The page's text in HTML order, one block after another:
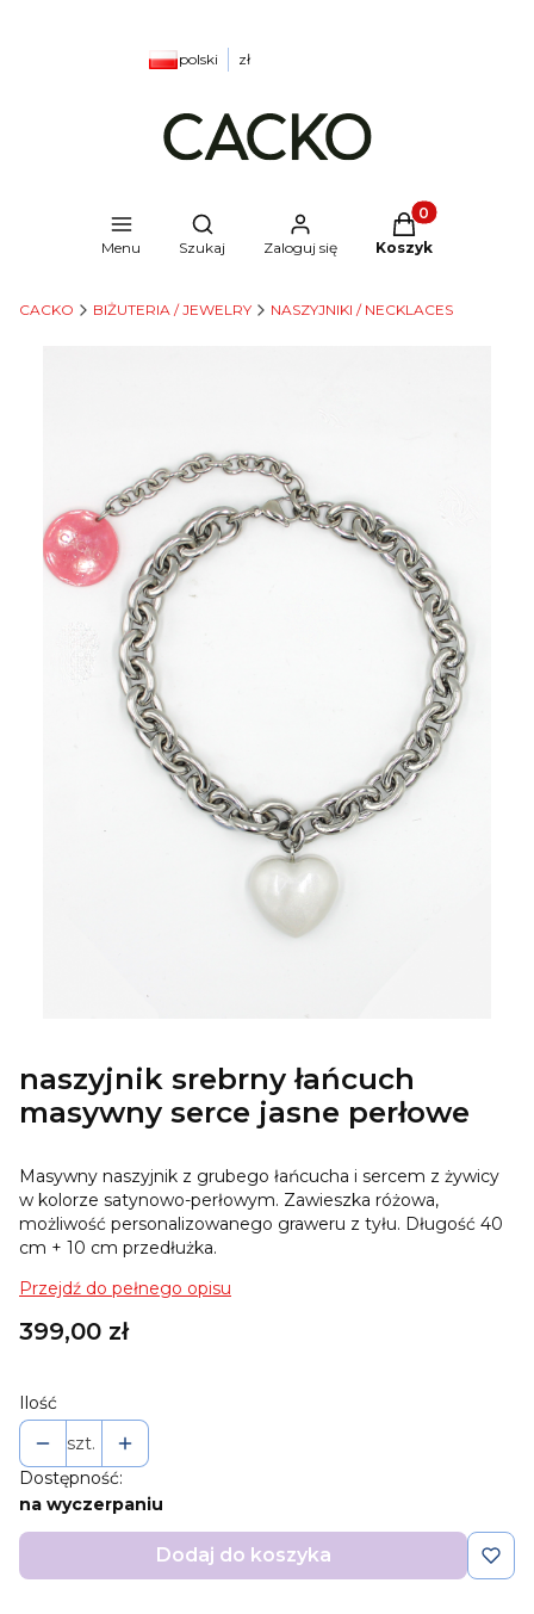
polski zł
Menu
Otwórz wyszukiwarkę
Szukaj Zaloguj się
Produkty w
Koszyk
CACKO BIŻUTERIA / JEWELRY NASZYJNIKI / NECKLACES
naszyjnik srebrny łańcuch
masywny serce jasne perłowe
Masywny naszyjnik z grubego łańcucha i sercem z żywicy
w kolorze satynowo-perłowym. Zawieszka różowa,
możliwość personalizowanego graweru z tyłu. Długość 40
cm + 10 cm przedłużka.
Przejdź do pełnego opisu
Cena
399,00 zł
Ilość
szt.
Dostępność:
na wyczerpaniu
Dodaj do koszyka